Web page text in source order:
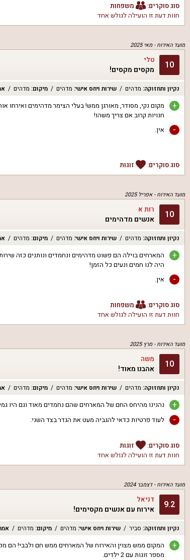
סוג סוקרים:
משפחות
חוות דעת זו הועילה לגולש אחד
מועד האירוח -מאי 2025
10 טלי
מקסים מקסים!
נקיון ותחזוקה: מדהים שירות ויחס אישי: מדהים מיקום: מדהים
+
מקום נקי, מסודר, מאורגן ממש! בעלי הצימר מדהימים ואירחו
חנויות קרוב אם צריך משהו!
- אין.
סוג סוקרים: זוגות
מועד האירוח -אפריל 2025
10 רות א
אנשים מדהימים
נקיון ותחזוקה: מדהים שירות ויחס אישי: מדהים מיקום: מדהים
+
המארחים בוילה הם פשוט מדהימים ונחמדים ונותנים כזה
היה לנו חמים ונעים כל הזמן!
- אין.
סוג סוקרים:
משפחות
חוות דעת זו הועילה לגולש אחד
מועד האירוח -מרץ 2025
10 משה
אהבנו מאוד!
נקיון ותחזוקה: מדהים שירות ויחס אישי: מדהים מיקום: מדהים
+ נהנינו מהיחס החם של המארחים שהם נחמדים מאוד וגם היו
- לעוד פרטיות כדאי להגביה מעט את הגדר בצד השני.
סוג סוקרים:
זוגות
חוות דעת זו הועילה לגולש אחד
מועד האירוח -דצמבר 2024
9.2 דניאל
אירוח עם אנשים מקסימים!
נקיון ותחזוקה: סביר שירות ויחס אישי: מדהים מיקום: מדהים
+
המקום ממש מצוין והאירוח של המארחים ממש חם ולבבי! הם
מספר זוגות עם 2 ילדים.